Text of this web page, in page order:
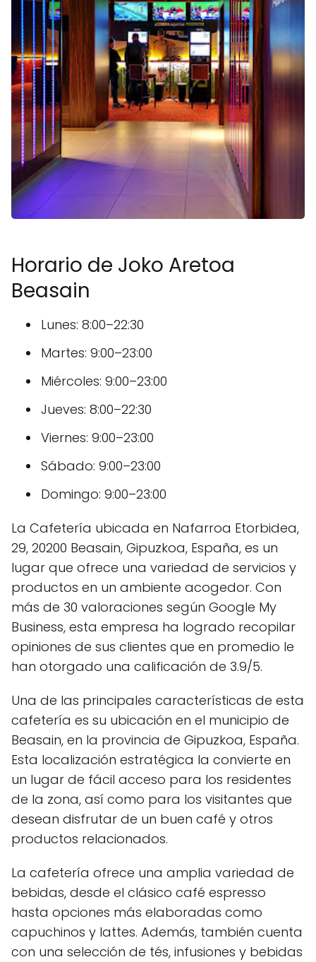
Horario de Joko Aretoa
Beasain
Lunes: 8:00–22:30
Martes: 9:00–23:00
Miércoles: 9:00–23:00
Jueves: 8:00–22:30
Viernes: 9:00–23:00
Sábado: 9:00–23:00
Domingo: 9:00–23:00
La Cafetería ubicada en Nafarroa Etorbidea,
29, 20200 Beasain, Gipuzkoa, España, es un
lugar que ofrece una variedad de servicios y
productos en un ambiente acogedor. Con
más de 30 valoraciones según Google My
Business, esta empresa ha logrado recopilar
opiniones de sus clientes que en promedio le
han otorgado una calificación de 3.9/5.
Una de las principales características de esta
cafetería es su ubicación en el municipio de
Beasain, en la provincia de Gipuzkoa, España.
Esta localización estratégica la convierte en
un lugar de fácil acceso para los residentes
de la zona, así como para los visitantes que
desean disfrutar de un buen café y otros
productos relacionados.
La cafetería ofrece una amplia variedad de
bebidas, desde el clásico café espresso
hasta opciones más elaboradas como
capuchinos y lattes. Además, también cuenta
con una selección de tés, infusiones y bebidas